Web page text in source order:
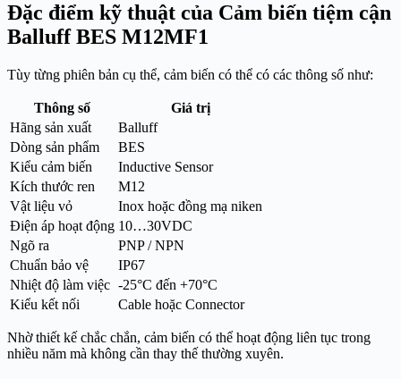
Đặc điểm kỹ thuật của Cảm biến tiệm cận
Balluff BES M12MF1
Tùy từng phiên bản cụ thể, cảm biến có thể có các thông số như:
Thông số
Giá trị
Hãng sản xuất
Balluff
Dòng sản phẩm
BES
Kiểu cảm biến
Inductive Sensor
Kích thước ren
M12
Vật liệu vỏ
Inox hoặc đồng mạ niken
Điện áp hoạt động 10…30VDC
Ngõ ra
PNP / NPN
Chuẩn bảo vệ
IP67
Nhiệt độ làm việc -25°C đến +70°C
Kiểu kết nối
Cable hoặc Connector
Nhờ thiết kế chắc chắn, cảm biến có thể hoạt động liên tục trong
nhiều năm mà không cần thay thế thường xuyên.